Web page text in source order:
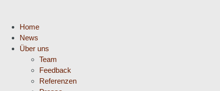
Home
News
Über uns
Team
Feedback
Referenzen